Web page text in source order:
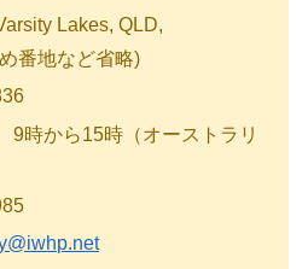
Lakes, QLD,
番地など省略)
時から15時（オーストラリ